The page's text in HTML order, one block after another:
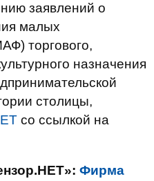
заявлений о
малых
торгового,
назначения
столицы,
со ссылкой на
Фирма